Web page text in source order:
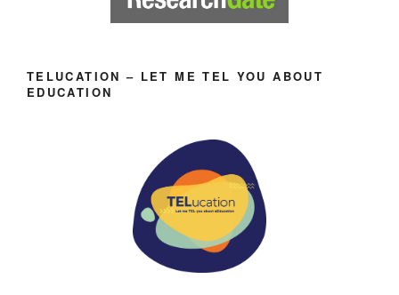
TELUCATION – LET ME TEL YOU ABOUT
EDUCATION